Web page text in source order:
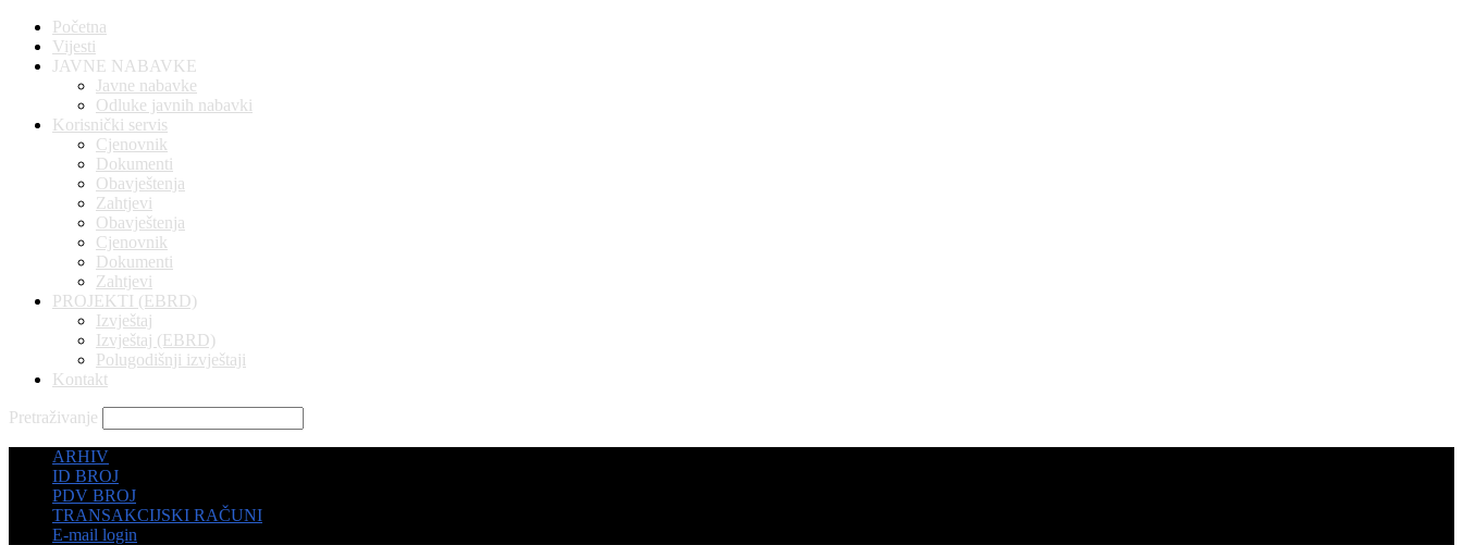
Početna
Vijesti
JAVNE NABAVKE
Javne nabavke
Odluke javnih nabavki
Korisnički servis
Cjenovnik
Dokumenti
Obavještenja
Zahtjevi
Obavještenja
Cjenovnik
Dokumenti
Zahtjevi
PROJEKTI (EBRD)
Izvještaj
Izvještaj (EBRD)
Polugodišnji izvještaji
Kontakt
Pretraživanje
ARHIV
ID BROJ
PDV BROJ
TRANSAKCIJSKI RAČUNI
E-mail login